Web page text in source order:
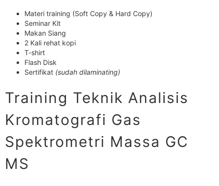
Materi training (Soft Copy & Hard Copy)
Seminar Kit
Makan Siang
2 Kali rehat kopi
T-shirt
Flash Disk
Sertifikat (sudah dilaminating)
Training Teknik Analisis
Kromatografi Gas
Spektrometri Massa GC
MS